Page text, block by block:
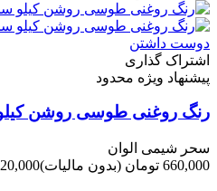
دوست داشتن
اشتراک گذاری
پیشنهاد ویژه محدود
رنگ روغنی طوسی روشن
سحر شیمی الوان
660,000 تومان
(بدون مالیات)720,000